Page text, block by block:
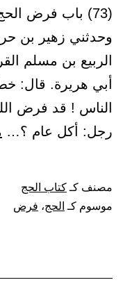
وحدثني زهير بن
الربيع بن مسلم
أبي هريرة. قال:
الناس ! قد فرض
رجل: أكل عام ؟…
مصنف كـكتاب الحج
موسوم كـ الحج، فرض